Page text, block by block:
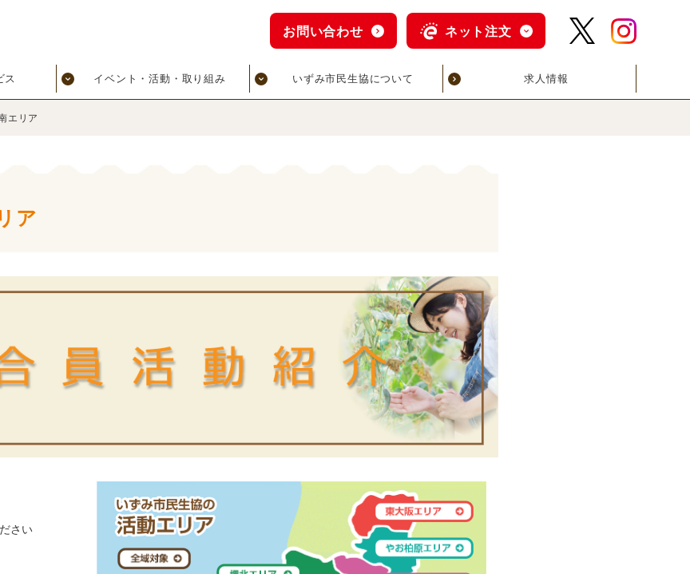
ス イベント・活動・取り組み いずみ市民生協について 求人情報
お問い合わせ ネット注文
エリア
ア